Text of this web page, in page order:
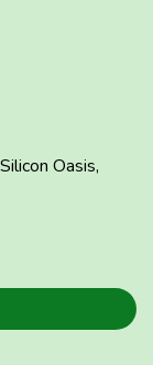
Oasis,